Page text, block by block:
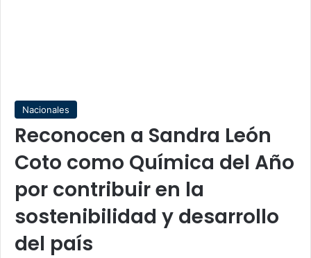
Nacionales
Reconocen a Sandra León
Coto como Química del Año
por contribuir en la
sostenibilidad y desarrollo
del país